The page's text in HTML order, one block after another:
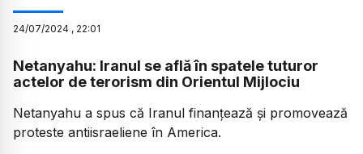
24/07/2024 , 22:01
Netanyahu: Iranul se află în spatele tuturor
actelor de terorism din Orientul Mijlociu
Netanyahu a spus că Iranul finanțează și promovează
proteste antiisraeliene în America.